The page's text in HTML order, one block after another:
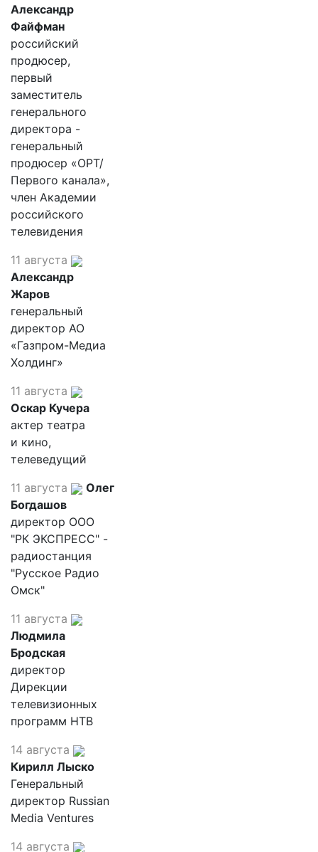
Александр
Файфман
российский
продюсер,
первый
заместитель
генерального
директора -
генеральный
продюсер «ОРТ/
Первого канала»,
член Академии
российского
телевидения
11 августа
Александр
Жаров
генеральный
директор АО
«Газпром-Медиа
Холдинг»
11 августа
Оскар Кучера
актер театра
и кино,
телеведущий
11 августа
Олег
Богдашов
директор ООО
"РК ЭКСПРЕСС" -
радиостанция
"Русское Радио
Омск"
11 августа
Людмила
Бродская
директор
Дирекции
телевизионных
программ НТВ
14 августа
Кирилл Лыско
Генеральный
директор Russian
Media Ventures
14 августа